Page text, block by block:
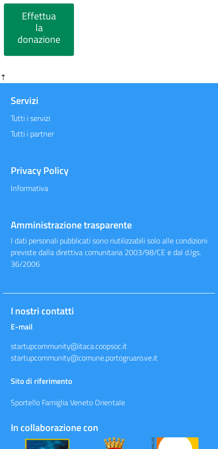
Effettua
la
donazione
⇡
Servizi
Tutti i servizi
Tutti i partner
Privacy Policy
Informativa
Amministrazione trasparente
I dati personali pubblicati sono riutilizzabili solo alle condizioni
previste dalla direttiva comunitaria 2003/98/CE e dal d.lgs.
36/2006
I nostri contatti
E-mail
startupcommunity@itaca.coopsoc.it
startupcommunity@comune.portogruaro.ve.it
Sito di riferimento
Sportello Famiglia Veneto Orientale
In collaborazione con